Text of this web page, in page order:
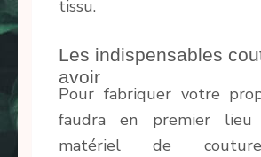
tissu.
Les indispensables
avoir
Pour fabriquer votre
faudra en premier
matériel de